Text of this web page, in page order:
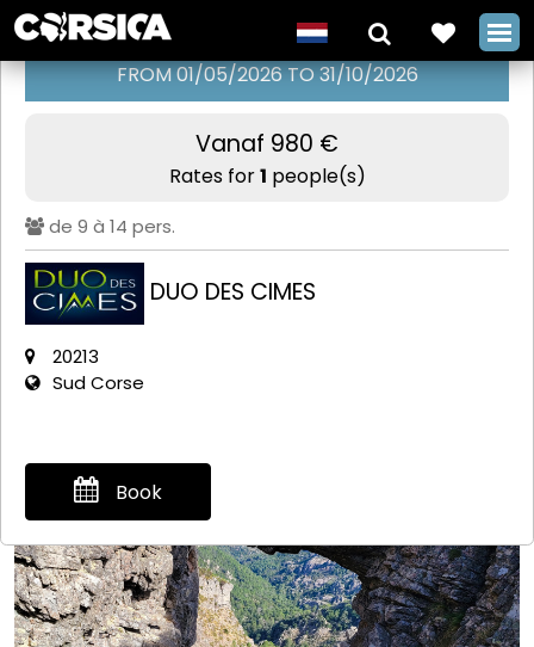
Trail voor
fijnproevers in
Porto-
Vecchio met
Duo des
Cimes
FROM 01/05/2026 TO 31/10/2026
Vanaf 980 €
Rates for1 people(s)
de 9 à 14 pers.
DUO DES CIMES
20213
Sud Corse
Book